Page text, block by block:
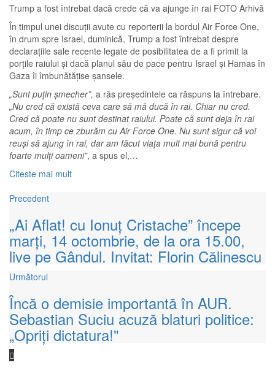
Trump a fost întrebat dacă crede că va ajunge în rai FOTO Arhivă
În timpul unei discuții avute cu reporterii la bordul Air Force One,
în drum spre Israel, duminică, Trump a fost întrebat despre
declarațiile sale recente legate de posibilitatea de a fi primit la
porțile raiului și dacă planul său de pace pentru Israel și Hamas în
Gaza îi îmbunătățise șansele.
„Sunt puțin șmecher”, a râs președintele ca răspuns la întrebare.
„Nu cred că există ceva care să mă ducă în rai. Chiar nu cred.
Cred că poate nu sunt destinat raiului. Poate că sunt deja în rai
acum, în timp ce zburăm cu Air Force One. Nu sunt sigur că voi
reuși să ajung în rai, dar am făcut viața mult mai bună pentru
foarte mulți oameni”, a spus el,…
Citeste mai mult
Precedent
„Ai Aflat! cu Ionuț Cristache” începe
marți, 14 octombrie, de la ora 15.00,
live pe Gândul. Invitat: Florin Călinescu
Următorul
Încă o demisie importantă în AUR.
Sebastian Suciu acuză blaturi politice:
„Opriţi dictatura!"